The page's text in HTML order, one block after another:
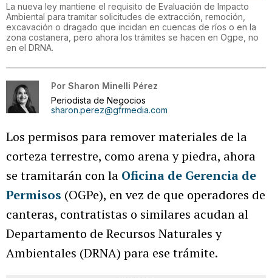
La nueva ley mantiene el requisito de Evaluación de Impacto
Ambiental para tramitar solicitudes de extracción, remoción,
excavación o dragado que incidan en cuencas de ríos o en la
zona costanera, pero ahora los trámites se hacen en Ogpe, no
en el DRNA.
Por Sharon Minelli Pérez
Periodista de Negocios
sharon.perez@gfrmedia.com
Los permisos para remover materiales de la
corteza terrestre, como arena y piedra, ahora
se tramitarán con la Oficina de Gerencia de
Permisos (OGPe), en vez de que operadores de
canteras, contratistas o similares acudan al
Departamento de Recursos Naturales y
Ambientales (DRNA) para ese trámite.